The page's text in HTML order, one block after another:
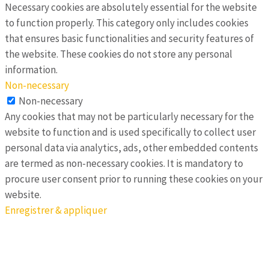
Necessary cookies are absolutely essential for the website
to function properly. This category only includes cookies
that ensures basic functionalities and security features of
the website. These cookies do not store any personal
information.
Non-necessary
Non-necessary
Any cookies that may not be particularly necessary for the
website to function and is used specifically to collect user
personal data via analytics, ads, other embedded contents
are termed as non-necessary cookies. It is mandatory to
procure user consent prior to running these cookies on your
website.
Enregistrer & appliquer